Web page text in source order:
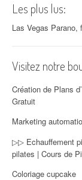
Les plus lus:
Las Vegas
Visitez notre
Création de Plans
Gratuit
Marketing
▷▷ Echauffement
pilates | Cours de
Coloriage cupcake